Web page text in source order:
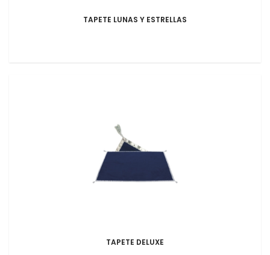
TAPETE LUNAS Y ESTRELLAS
TAPETE DELUXE